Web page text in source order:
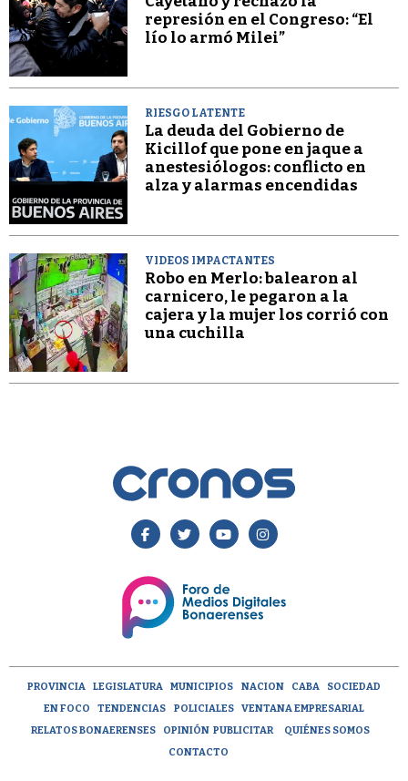
represión en el Congreso: “El
lío lo armó Milei”
RIESGO LATENTE
La deuda del Gobierno de
Kicillof que pone en jaque a
anestesiólogos: conflicto en
alza y alarmas encendidas
VIDEOS IMPACTANTES
Robo en Merlo: balearon al
carnicero, le pegaron a la
cajera y la mujer los corrió con
una cuchilla
PROVINCIA LEGISLATURA MUNICIPIOS NACION CABA
SOCIEDAD
EN FOCO
TENDENCIAS POLICIALES
VENTANA EMPRESARIAL
RELATOS BONAERENSES
OPINIÓN PUBLICITAR
QUIÉNES SOMOS
CONTACTO